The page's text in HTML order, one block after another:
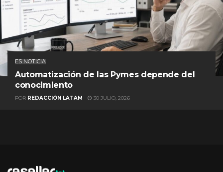
ES NOTICIA
Automatización de las Pymes depende del
conocimiento
POR REDACCIÓN LATAM 30 JULIO, 2026